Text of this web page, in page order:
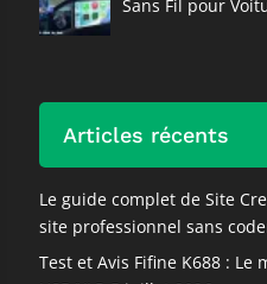
Sans Fil pour
Articles récents
Le guide complet de Site
site professionnel sans
Test et Avis Fifine K688 :